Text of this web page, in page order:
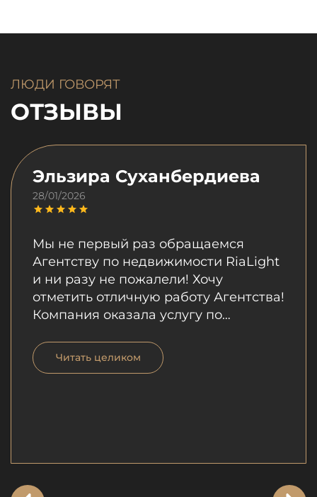
ЛЮДИ ГОВОРЯТ
ОТЗЫВЫ
Эльзира Суханбердиева
28/01/2026
Мы не первый раз обращаемся
Агентству по недвижимости RiaLight
и ни разу не пожалели! Хочу
отметить отличную работу Агентства!
Компания оказала услугу по
Профессионализм сотрудников
компании, которые были
грамотно преподнести информацию
Читать целиком